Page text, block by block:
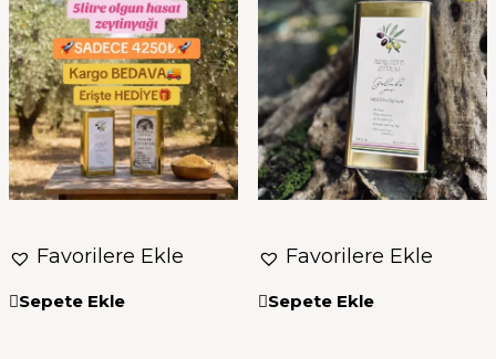
Favorilere Ekle
Sepete Ekle
Favorilere Ekle
Sepete Ekle